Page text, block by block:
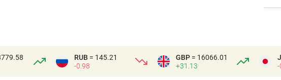
RUB = 145.21
-0.98
GBP = 16066.01
+31.13
-